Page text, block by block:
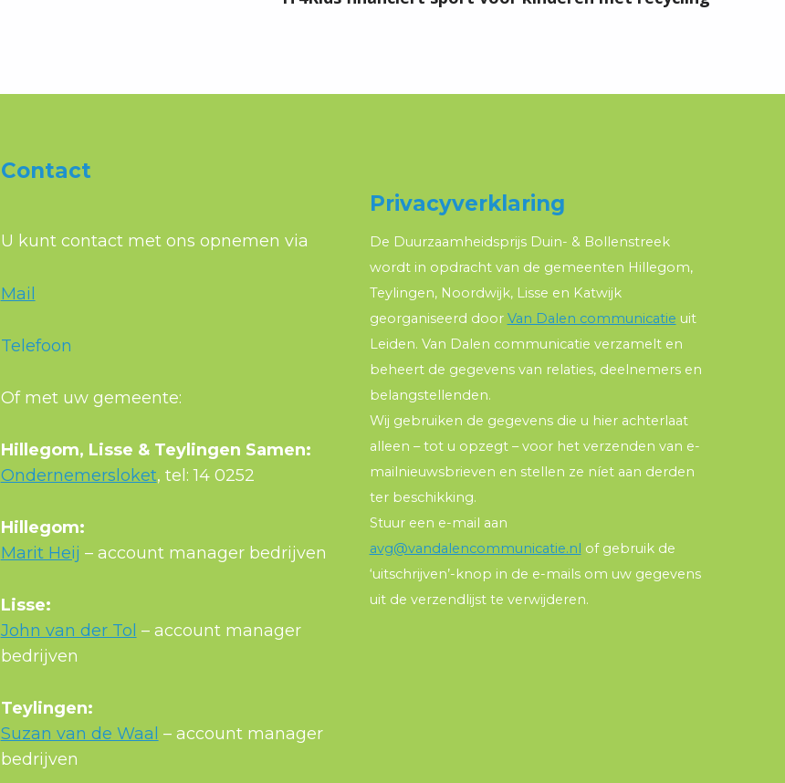
Contact
U kunt contact met ons opnemen via
Mail
Telefoon
Of met uw gemeente:
Hillegom, Lisse & Teylingen Samen:
Ondernemersloket, tel: 14 0252
Hillegom:
Marit Heij – account manager bedrijven
Lisse:
John van der Tol – account manager
bedrijven
Teylingen:
Suzan van de Waal – account manager
bedrijven
Privacyverklaring
De Duurzaamheidsprijs Duin- & Bollenstreek
wordt in opdracht van de gemeenten Hillegom,
Teylingen, Noordwijk, Lisse en Katwijk
georganiseerd door Van Dalen communicatie uit
Leiden. Van Dalen communicatie verzamelt en
beheert de gegevens van relaties, deelnemers en
belangstellenden.
Wij gebruiken de gegevens die u hier achterlaat
alleen – tot u opzegt – voor het verzenden van e-
mailnieuwsbrieven en stellen ze níet aan derden
ter beschikking.
Stuur een e-mail aan
avg@vandalencommunicatie.nl of gebruik de
‘uitschrijven’-knop in de e-mails om uw gegevens
uit de verzendlijst te verwijderen.